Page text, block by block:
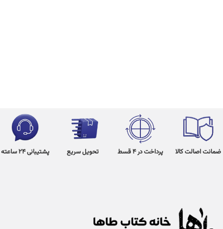
ضمانت اصالت کالا پرداخت در 4 قسط تحویل سریع پشتیبانی 24 ساعته